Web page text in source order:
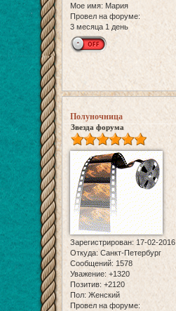
Мое имя: Мария
Провел на форуме:
3 месяца 1 день
Полуночница
Звезда форума
Зарегистрирован: 17-02-2016
Откуда: Санкт-Петербург
Сообщений: 1578
Уважение: +1320
Позитив: +2120
Пол: Женский
Провел на форуме: